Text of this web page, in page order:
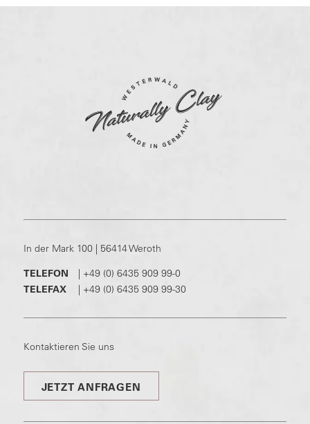
In der Mark 100 | 56414 Weroth
TELEFON
| +49 (0) 6435 909 99-0
TELEFAX
| +49 (0) 6435 909 99-30
Kontaktieren Sie uns
JETZT ANFRAGEN